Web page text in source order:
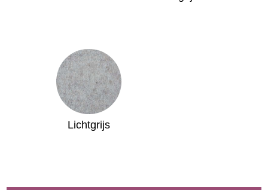
Lichtgrijs